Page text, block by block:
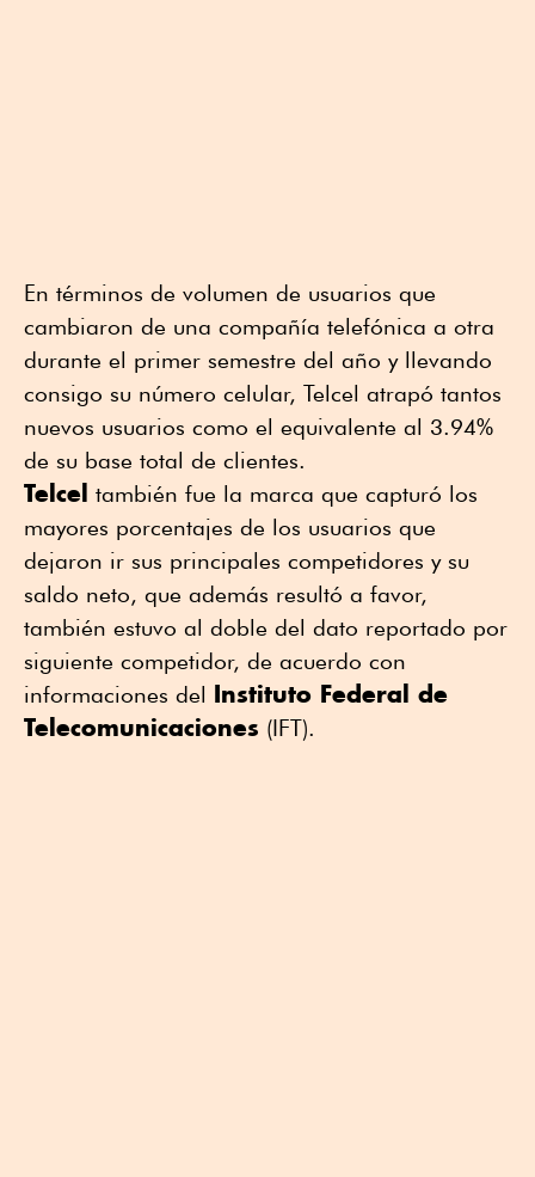
En términos de volumen de usuarios que
cambiaron de una compañía telefónica a otra
durante el primer semestre del año y llevando
consigo su número celular, Telcel atrapó tantos
nuevos usuarios como el equivalente al 3.94%
de su base total de clientes.
Telcel también fue la marca que capturó los
mayores porcentajes de los usuarios que
dejaron ir sus principales competidores y su
saldo neto, que además resultó a favor,
también estuvo al doble del dato reportado por
siguiente competidor, de acuerdo con
informaciones del Instituto Federal de
Telecomunicaciones (IFT).